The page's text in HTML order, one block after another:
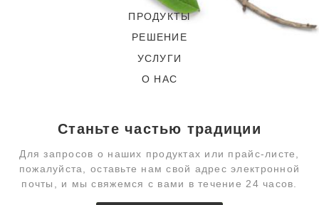
ПРОДУКТЫ
РЕШЕНИЕ
УСЛУГИ
О НАС
Станьте частью традиции
Для запросов о наших продуктах или прайс-листе,
пожалуйста, оставьте нам свой адрес электронной
почты, и мы свяжемся с вами в течение 24 часов.